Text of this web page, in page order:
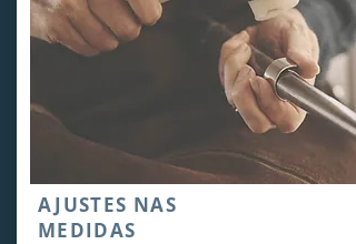
AJUSTES NAS
MEDIDAS